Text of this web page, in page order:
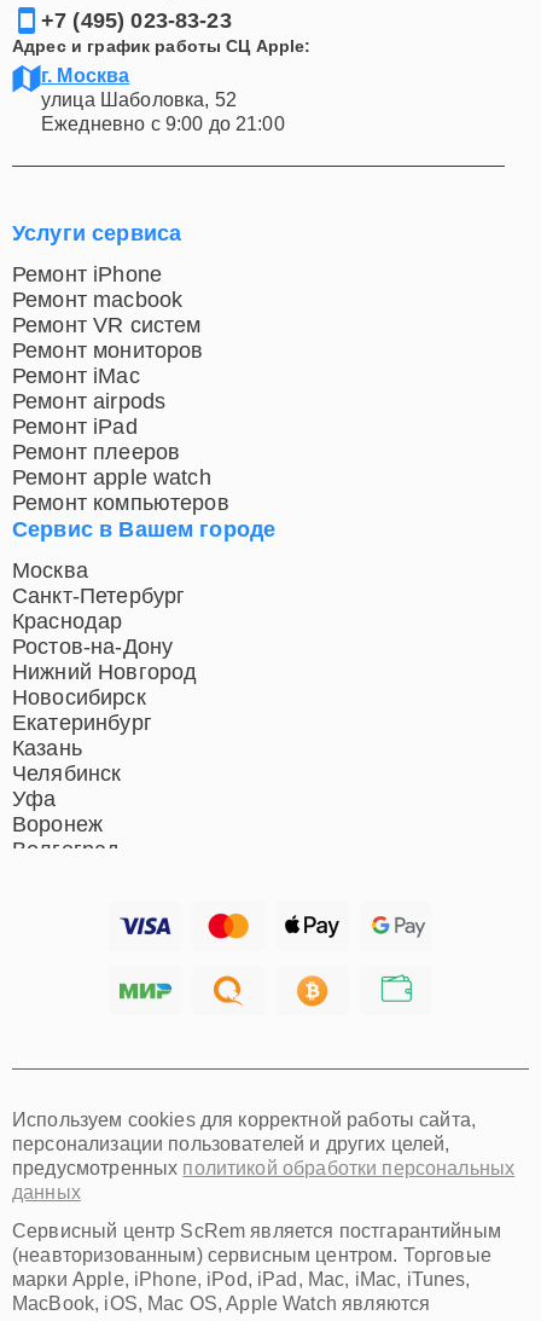
+7 (495) 023-83-23
Адрес и график работы СЦ Apple:
г. Москва
улица Шаболовка, 52
Ежедневно с 9:00 до 21:00
Сервис в Вашем городе
Москва
Санкт-Петербург
Краснодар
Ростов-на-Дону
Нижний Новгород
Новосибирск
Екатеринбург
Казань
Челябинск
Уфа
Воронеж
Волгоград
Хабаровск
Омск
Красноярск
Пермь
Ульяновск
Киров
Архангельск
Астрахань
Белгород
Услуги сервиса
Ремонт iPhone
Ремонт macbook
Ремонт VR систем
Ремонт мониторов
Ремонт iMac
Ремонт airpods
Ремонт iPad
Ремонт плееров
Ремонт apple watch
Ремонт компьютеров
Используем cookies для корректной работы сайта,
персонализации пользователей и других целей,
предусмотренных политикой обработки персональных
данных
Сервисный центр ScRem является постгарантийным
(неавторизованным) сервисным центром. Торговые
марки Apple, iPhone, iPod, iPad, Mac, iMac, iTunes,
MacBook, iOS, Mac OS, Apple Watch являются